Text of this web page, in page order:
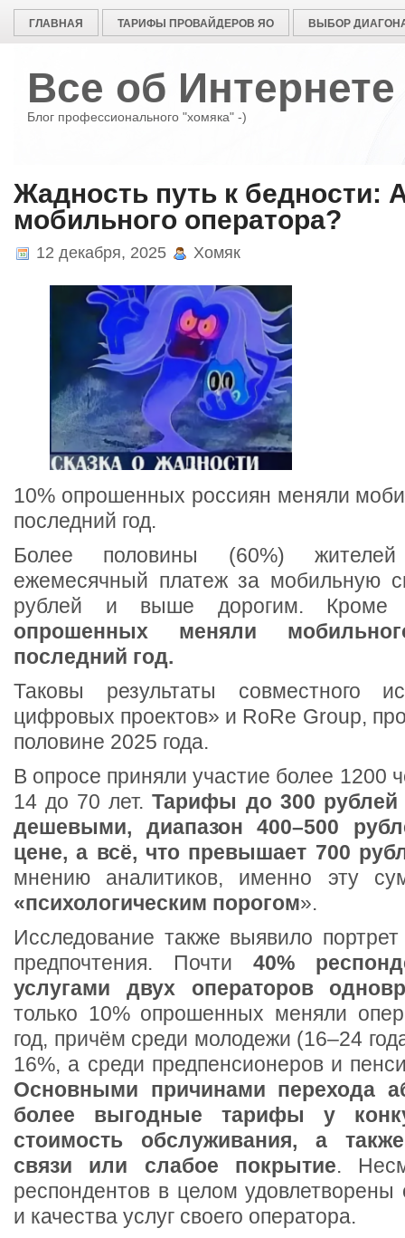
ГЛАВНАЯ ТАРИФЫ ПРОВАЙДЕРОВ ЯО ВЫБОР
Все об Интернете
Блог профессионального "хомяка" -)
Жадность путь к бедности:
мобильного оператора?
12 декабря, 2025 Хомяк
10% опрошенных россиян меняли
последний год.
Более половины (60%)
ежемесячный платеж за мобильную
рублей и выше дорогим.
опрошенных меняли
последний год.
Таковы результаты совместного
цифровых проектов» и RoRe Group,
половине 2025 года.
В опросе приняли участие более 1200
14 до 70 лет.Тарифы до 300 рублей
дешевыми, диапазон 400–500
цене, а всё, что превышает 700
мнению аналитиков, именно эту
«психологическим порогом».
Исследование также выявило
предпочтения. Почти 40%
услугами двух операторов
только 10% опрошенных меняли
год, причём среди молодежи (16–24
16%, а среди предпенсионеров и
Основными причинами перехода
более выгодные тарифы у
стоимость обслуживания, а
связи или слабое покрытие.
респондентов в целом
и качества услуг своего оператора.